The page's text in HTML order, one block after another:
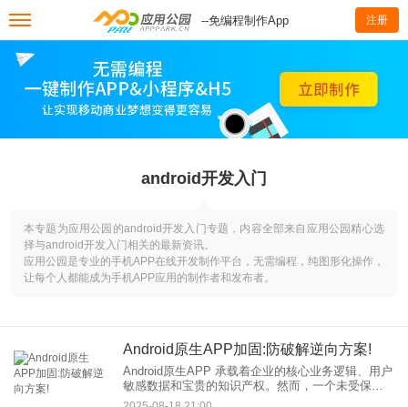
--免编程制作App 注册
android开发入门
本专题为应用公园的android开发入门专题，内容全部来自应用公园精心选
择与android开发入门相关的最新资讯。
应用公园是专业的手机APP在线开发制作平台，无需编程，纯图形化操作，
让每个人都能成为手机APP应用的制作者和发布者。
Android原生APP加固:防破解逆向方案!
Android原生APP 承载着企业的核心业务逻辑、用户
敏感数据和宝贵的知识产权。然而，一个未受保护
的APP如同“裸奔”在网络中，极易成为黑客逆向工